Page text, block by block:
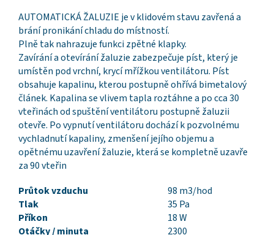
AUTOMATICKÁ ŽALUZIE je v klidovém stavu zavřená a
brání pronikání chladu do místností.
Plně tak nahrazuje funkci zpětné klapky.
Zavírání a otevírání žaluzie zabezpečuje píst, který je
umístěn pod vrchní, krycí mřížkou ventilátoru. Píst
obsahuje kapalinu, kterou postupně ohřívá bimetalový
článek. Kapalina se vlivem tapla roztáhne a po cca 30
vteřinách od spuštění ventilátoru postupně žaluzii
otevře. Po vypnutí ventilátoru dochází k pozvolnému
vychladnutí kapaliny, zmenšení jejího objemu a
opětnému uzavření žaluzie, která se kompletně uzavře
za 90 vteřin
Průtok vzduchu
98 m3/hod
Tlak
35 Pa
Příkon
18 W
Otáčky / minuta
2300